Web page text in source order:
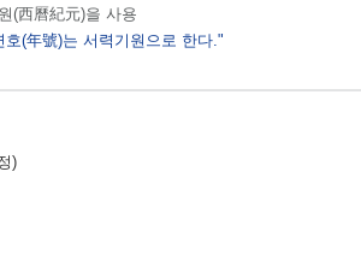
(西曆紀元)을 사용
(年號)는 서력기원으로 한다."
)